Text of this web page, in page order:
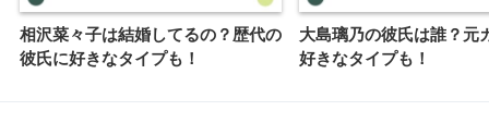
相沢菜々子は結婚してるの？歴代の
彼氏に好きなタイプも！
大島璃乃の彼氏は誰？元
好きなタイプも！